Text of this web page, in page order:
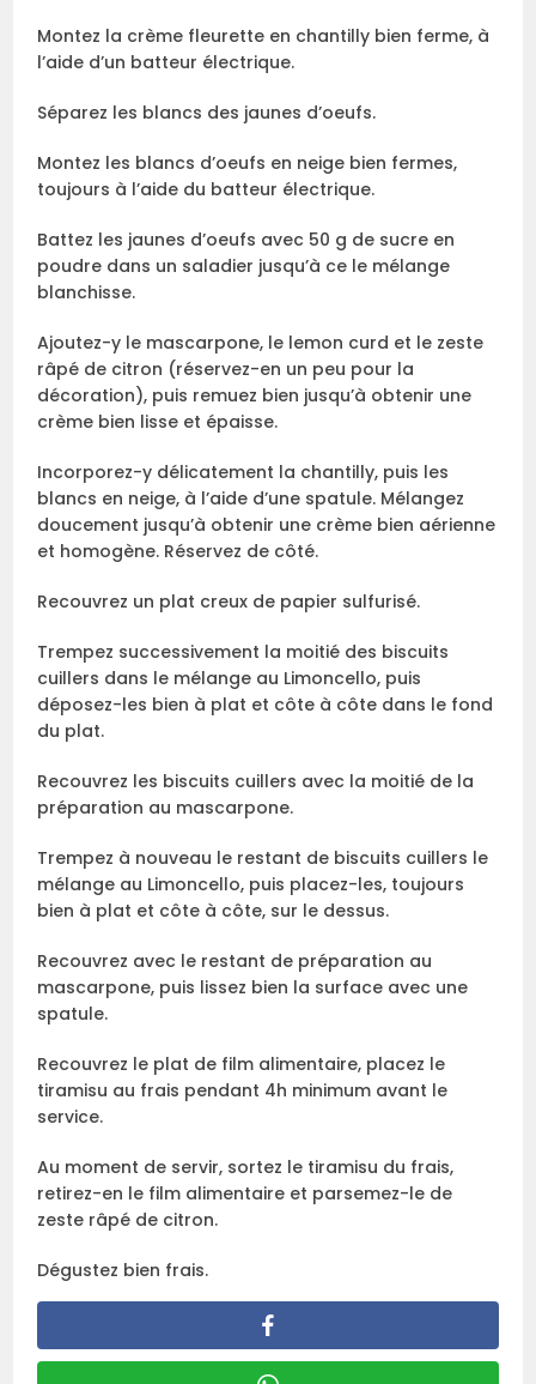
Montez la crème fleurette en chantilly bien ferme, à
l’aide d’un batteur électrique.
Séparez les blancs des jaunes d’oeufs.
Montez les blancs d’oeufs en neige bien fermes,
toujours à l’aide du batteur électrique.
Battez les jaunes d’oeufs avec 50 g de sucre en
poudre dans un saladier jusqu’à ce le mélange
blanchisse.
Ajoutez-y le mascarpone, le lemon curd et le zeste
râpé de citron (réservez-en un peu pour la
décoration), puis remuez bien jusqu’à obtenir une
crème bien lisse et épaisse.
Incorporez-y délicatement la chantilly, puis les
blancs en neige, à l’aide d’une spatule. Mélangez
doucement jusqu’à obtenir une crème bien aérienne
et homogène. Réservez de côté.
Recouvrez un plat creux de papier sulfurisé.
Trempez successivement la moitié des biscuits
cuillers dans le mélange au Limoncello, puis
déposez-les bien à plat et côte à côte dans le fond
du plat.
Recouvrez les biscuits cuillers avec la moitié de la
préparation au mascarpone.
Trempez à nouveau le restant de biscuits cuillers le
mélange au Limoncello, puis placez-les, toujours
bien à plat et côte à côte, sur le dessus.
Recouvrez avec le restant de préparation au
mascarpone, puis lissez bien la surface avec une
spatule.
Recouvrez le plat de film alimentaire, placez le
tiramisu au frais pendant 4h minimum avant le
service.
Au moment de servir, sortez le tiramisu du frais,
retirez-en le film alimentaire et parsemez-le de
zeste râpé de citron.
Dégustez bien frais.